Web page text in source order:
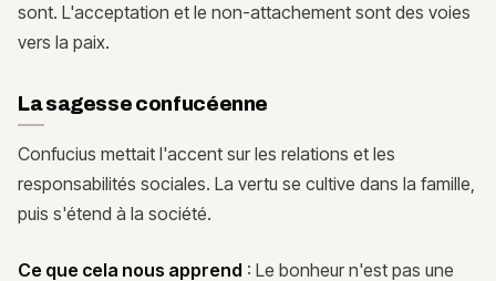
sont. L'acceptation et le non-attachement sont des voies
vers la paix.
La sagesse confucéenne
Confucius mettait l'accent sur les relations et les
responsabilités sociales. La vertu se cultive dans la famille,
puis s'étend à la société.
Ce que cela nous apprend : Le bonheur n'est pas une